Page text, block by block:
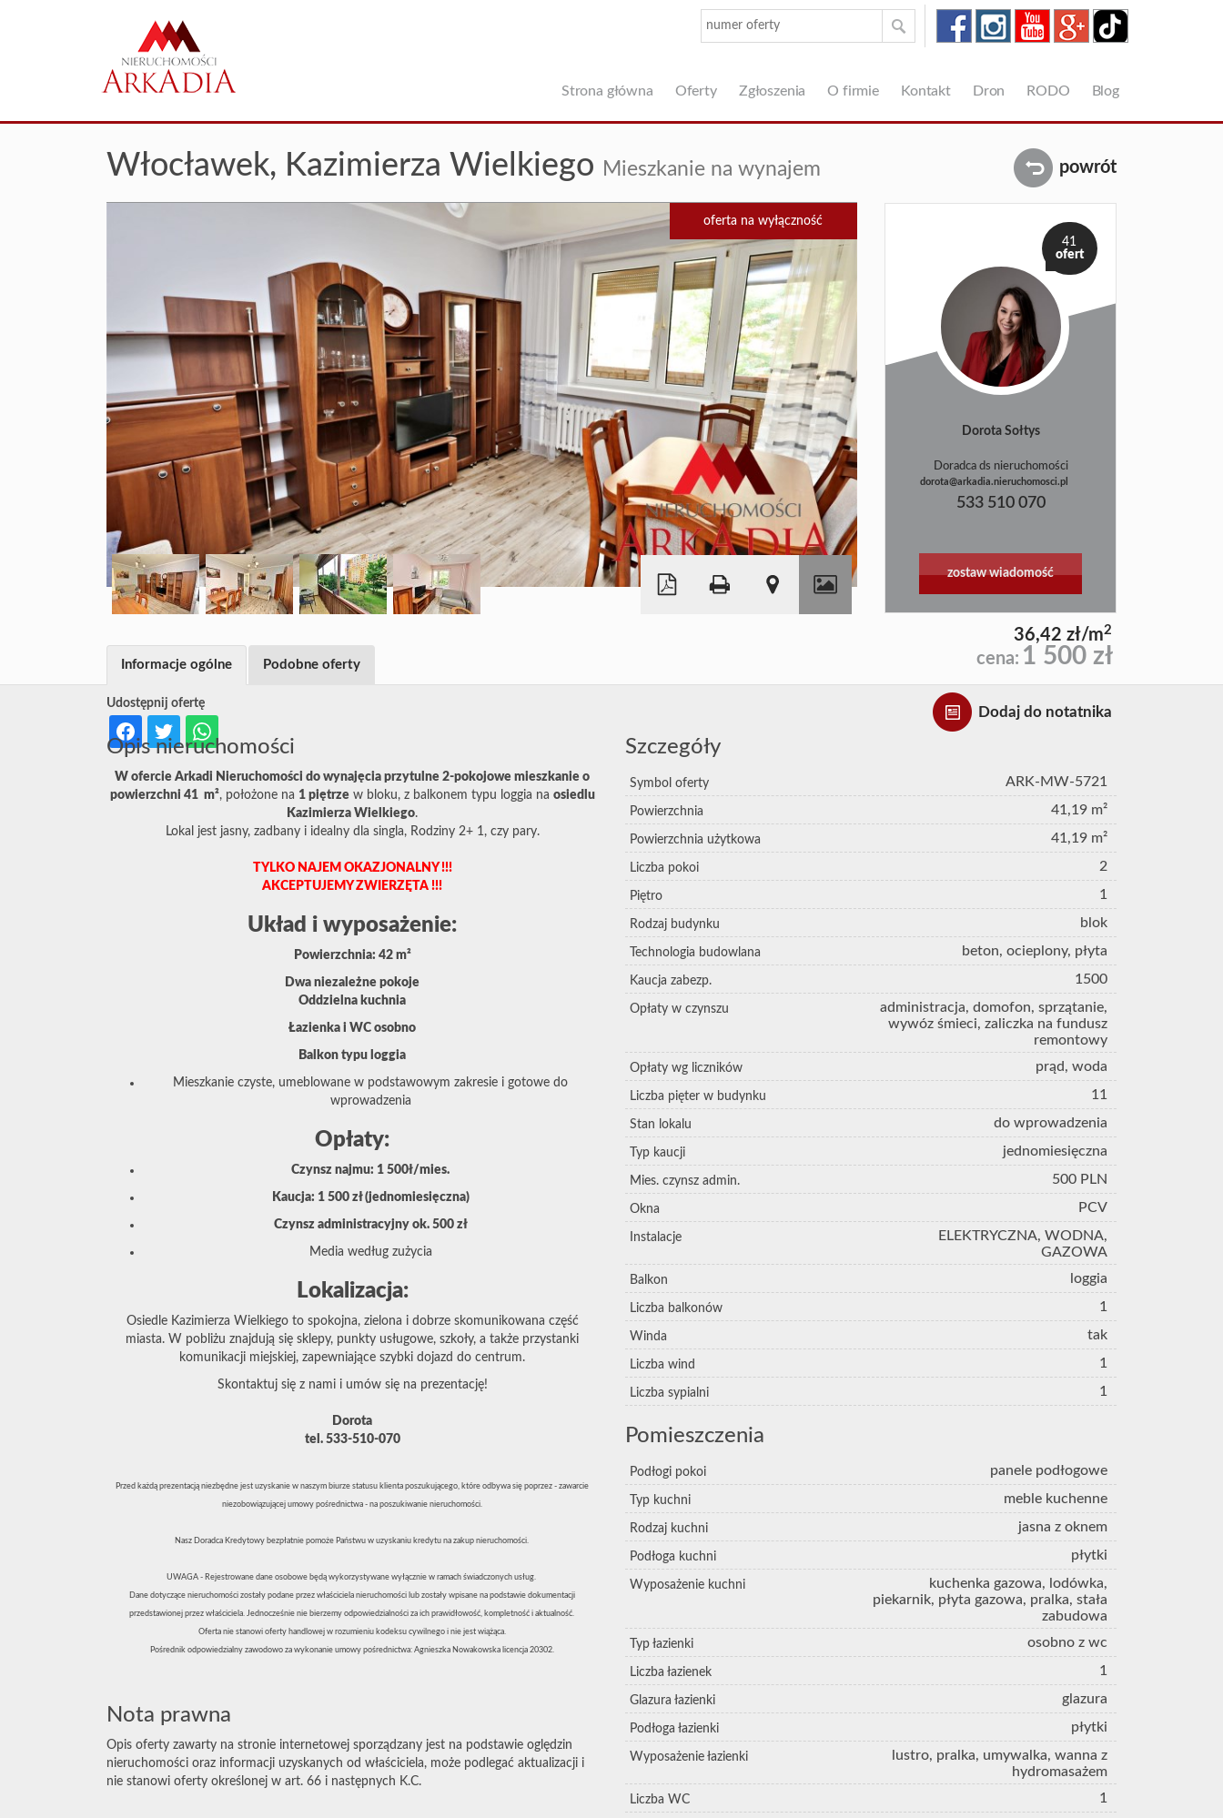
Strona główna Oferty Zgłoszenia O firmie Kontakt Dron RODO Blog
Włocławek, Kazimierza Wielkiego Mieszkanie na wynajem powrót
oferta na wyłączność
OpenStreetMap contributors
41
ofert
Dorota Sołtys
Doradca ds nieruchomości
dorota@arkadia.nieruchomosci.pl
533 510 070
zostaw wiadomość
36,42 zł/m2
cena: 1 500 zł
Dodaj do notatnika
Udostępnij ofertę
Informacje ogólne Podobne oferty
Opis nieruchomości
W ofercie Arkadi Nieruchomości do wynajęcia przytulne 2-pokojowe mieszkanie o
powierzchni 41 m², położone na 1piętrzew bloku, z balkonem typu loggia na osiedlu
Kazimierza Wielkiego.
Lokal jest jasny, zadbany i idealny dla singla, Rodziny 2+ 1, czy pary.
TYLKO NAJEM OKAZJONALNY !!!
AKCEPTUJEMY ZWIERZĘTA !!!
Układ i wyposażenie:
Powierzchnia: 42 m²
Dwa niezależne pokoje
Oddzielna kuchnia
Łazienka i WC osobno
Balkon typu loggia
Mieszkanie czyste, umeblowane w podstawowym zakresie i gotowe do
wprowadzenia
Opłaty:
Czynsz najmu: 1 500ł/mies.
Kaucja: 1 500 zł (jednomiesięczna)
Czynsz administracyjny ok. 500 zł
Media według zużycia
Lokalizacja:
Osiedle Kazimierza Wielkiego to spokojna, zielona i dobrze skomunikowana część
miasta. W pobliżu znajdują się sklepy, punkty usługowe, szkoły, a także przystanki
komunikacji miejskiej, zapewniające szybki dojazd do centrum.
Skontaktuj się z nami i umów się na prezentację!
Dorota
tel. 533-510-070
Przed każdą prezentacją niezbędne jest uzyskanie w naszym biurze statusu klienta poszukującego, które odbywa się poprzez - zawarcie
niezobowiązującej umowy pośrednictwa - na poszukiwanie nieruchomości.
Nasz Doradca Kredytowy bezpłatnie pomoże Państwu w uzyskaniu kredytu na zakup nieruchomości.
UWAGA - Rejestrowane dane osobowe będą wykorzystywane wyłącznie w ramach świadczonych usług.
Dane dotyczące nieruchomości zostały podane przez właściciela nieruchomości lub zostały wpisane na podstawie dokumentacji
przedstawionej przez właściciela. Jednocześnie nie bierzemy odpowiedzialności za ich prawidłowość, kompletność i aktualność.
Oferta nie stanowi oferty handlowej w rozumieniu kodeksu cywilnego i nie jest wiążąca.
Pośrednik odpowiedzialny zawodowo za wykonanie umowy pośrednictwa: Agnieszka Nowakowska licencja 20302.
Nota prawna
Opis oferty zawarty na stronie internetowej sporządzany jest na podstawie oględzin
nieruchomości oraz informacji uzyskanych od właściciela, może podlegać aktualizacji i
nie stanowi oferty określonej w art. 66 i następnych K.C.
Szczegóły
Symbol oferty ARK-MW-5721
Powierzchnia 41,19 m²
Powierzchnia użytkowa 41,19 m²
Liczba pokoi 2
Piętro 1
Rodzaj budynku blok
Technologia budowlana beton, ocieplony, płyta
Kaucja zabezp. 1500
Opłaty w czynszu
administracja, domofon, sprzątanie,
wywóz śmieci, zaliczka na fundusz
remontowy
Opłaty wg liczników prąd, woda
Liczba pięter w budynku 11
Stan lokalu do wprowadzenia
Typ kaucji jednomiesięczna
Mies. czynsz admin. 500 PLN
Okna PCV
Instalacje
ELEKTRYCZNA, WODNA,
GAZOWA
Balkon loggia
Liczba balkonów 1
Winda tak
Liczba wind 1
Liczba sypialni 1
Pomieszczenia
Podłogi pokoi panele podłogowe
Typ kuchni meble kuchenne
Rodzaj kuchni jasna z oknem
Podłoga kuchni płytki
Wyposażenie kuchni
kuchenka gazowa, lodówka,
piekarnik, płyta gazowa, pralka, stała
zabudowa
Typ łazienki osobno z wc
Liczba łazienek 1
Glazura łazienki glazura
Podłoga łazienki płytki
Wyposażenie łazienki
lustro, pralka, umywalka, wanna z
hydromasażem
Liczba WC 1